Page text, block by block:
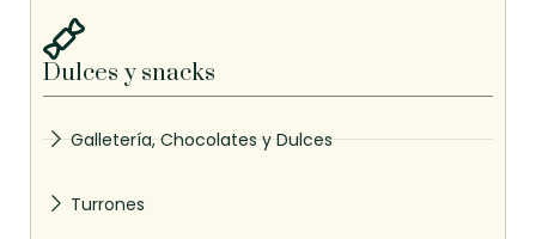
Dulces y snacks
Galletería, Chocolates y Dulces
Turrones